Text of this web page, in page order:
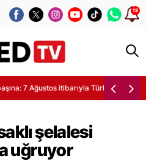
12
7 Ağustos itibarıyla Türkiye'de son
şelalesi
uğruyor